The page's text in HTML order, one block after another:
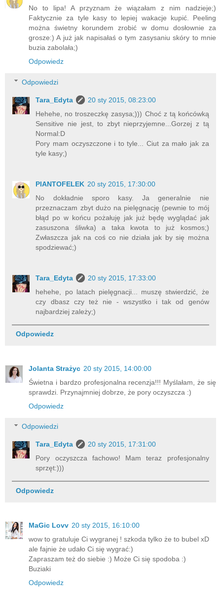
No to lipa! A przyznam że wiązałam z nim nadzieje;)
Faktycznie za tyle kasy to lepiej wakacje kupić. Peeling
można świetny korundem zrobić w domu dosłownie za
grosze:) A już jak napisałaś o tym zasysaniu skóry to mnie
buzia zabolała;)
Odpowiedz
Odpowiedzi
Tara_Edyta
20 sty 2015, 08:23:00
Hehehe, no troszeczkę zasysa;))) Choć z tą końcówką
Sensitive nie jest, to zbyt nieprzyjemne...Gorzej z tą
Normal:D
Pory mam oczyszczone i to tyle... Ciut za mało jak za
tyle kasy;)
PlANTOFELEK 20 sty 2015, 17:30:00
No dokładnie sporo kasy. Ja generalnie nie
przeznaczam zbyt dużo na pielęgnację (pewnie to mój
błąd po w końcu pożałuję jak już będę wyglądać jak
zasuszona śliwka) a taka kwota to już kosmos;)
Zwłaszcza jak na coś co nie działa jak by się można
spodziewać;)
Tara_Edyta
20 sty 2015, 17:33:00
hehehe, po latach pielęgnacji... muszę stwierdzić, że
czy dbasz czy też nie - wszystko i tak od genów
najbardziej zależy;)
Odpowiedz
Jolanta Strażyc 20 sty 2015, 14:00:00
Świetna i bardzo profesjonalna recenzja!!! Myślałam, że się
sprawdzi. Przynajmniej dobrze, że pory oczyszcza :)
Odpowiedz
Odpowiedzi
Tara_Edyta
20 sty 2015, 17:31:00
Pory oczyszcza fachowo! Mam teraz profesjonalny
sprzęt:)))
Odpowiedz
MaGic Lovv 20 sty 2015, 16:10:00
wow to gratuluje Ci wygranej ! szkoda tylko że to bubel xD
ale fajnie że udało Ci się wygrać:)
Zapraszam też do siebie :) Może Ci się spodoba :)
Buziaki
Odpowiedz